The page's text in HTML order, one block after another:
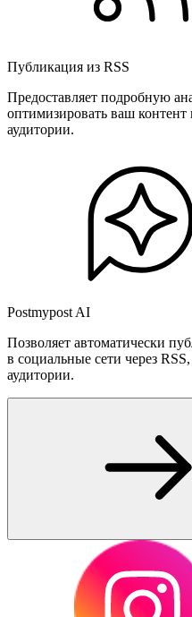
Публикация из RSS
Предоставляет подробную
оптимизировать ваш контент
аудитории.
Postmypost AI
Позволяет автоматически
в социальные сети через
аудитории.